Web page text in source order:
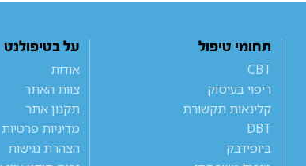
תחומי טיפול
CBT
ריפוי בעיסוק
קלינאות תקשורת
DBT
ביופידבק
על בטיפולנט
אודות
צוות האתר
תקנון אתר
מדיניות פרטיות
הצהרת נגישות